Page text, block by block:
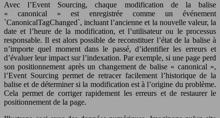
Avec l’Event Sourcing, chaque modification de la balise
« canonical » est enregistrée comme un événement
`CanonicalTagChanged`, incluant l’ancienne et la nouvelle valeur, la
date et l’heure de la modification, et l’utilisateur ou le processus
responsable. Il est alors possible de reconstituer l’état de la balise à
n’importe quel moment dans le passé, d’identifier les erreurs et
d’évaluer leur impact sur l’indexation. Par exemple, si une page perd
son positionnement après un changement de balise « canonical »,
l’Event Sourcing permet de retracer facilement l’historique de la
balise et de déterminer si la modification est à l’origine du problème.
Cela permet de corriger rapidement les erreurs et de restaurer le
positionnement de la page.